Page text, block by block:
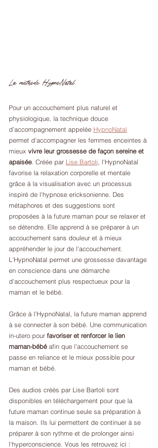
La méthode HypnoNatal
Pour un accouchement plus naturel et
physiologique, la technique douce
d’accompagnement appelée HypnoNatal
permet d'accompagner les femmes enceintes à
mieux vivre leur grossesse de façon sereine et
apaisée. Créée par Lise Bartoli , l'HypnoNatal
favorise la relaxation corporelle et mentale
grâce à la visualisation avec un processus
inspiré de l'hypnose ericksonienne. Des
métaphores et des suggestions sont
proposées à la future maman pour se relaxer et
se détendre. Elle apprend à se préparer à un
accouchement sans douleur et à mieux
appréhender le jour de l'accouchement.
L'HypnoNatal permet une grossesse davantage
en conscience dans une démarche
d'accouchement plus respectueux pour la
maman et le bébé.
Grâce à l'HypnoNatal, la future maman apprend
à se connecter à son bébé. Une communication
in-utero pour favoriser et renforcer le lien
maman-bébé afin que l’accouchement se
passe en reliance et le mieux possible pour
maman et bébé.
Des audios créés par Lise Bartoli sont
disponibles en téléchargement pour que la
future maman continue seule sa préparation à
la maison. Ils lui permettent de continuer à se
préparer à son rythme et de prolonger ainsi
l'hyperconscience. Vous les retrouvez ici :